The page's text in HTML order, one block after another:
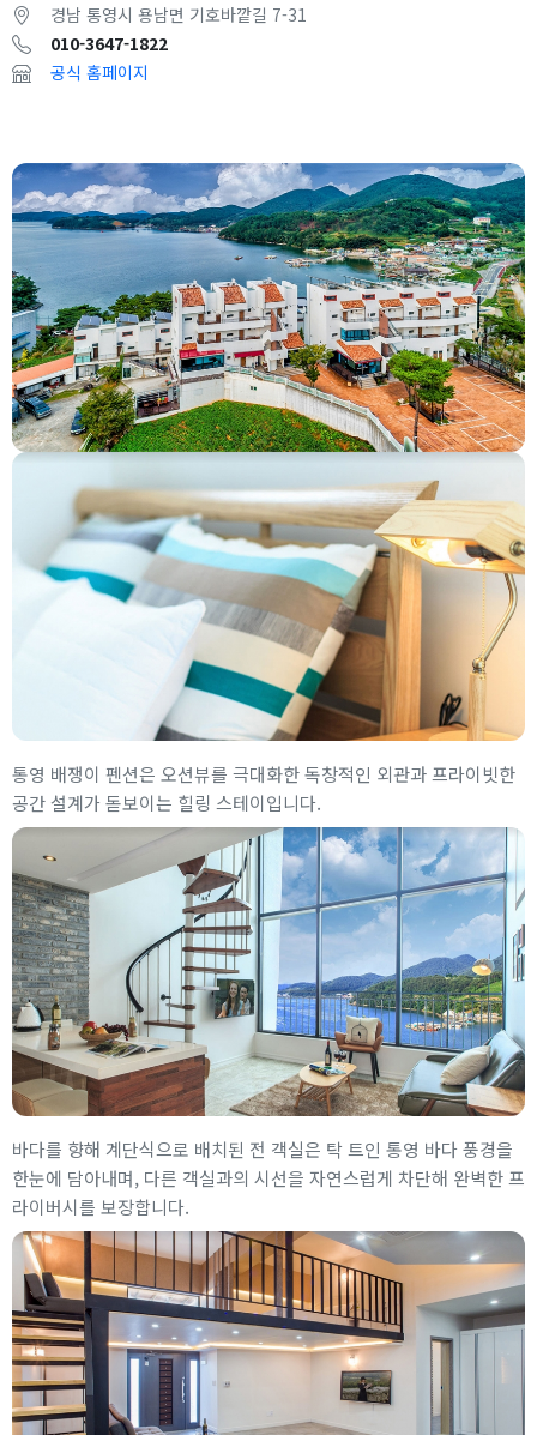
통영 배쟁이 펜션은 오션뷰를 극대화한 독창적인 외관과 프라이빗한
공간 설계가 돋보이는 힐링 스테이입니다.
바다를 향해 계단식으로 배치된 전 객실은 탁 트인 통영 바다 풍경을
한눈에 담아내며, 다른 객실과의 시선을 자연스럽게 차단해 완벽한 프
라이버시를 보장합니다.
경남 통영시 용남면 기호바깥길 7-31
010-3647-1822
공식 홈페이지